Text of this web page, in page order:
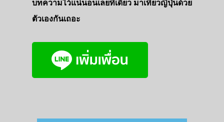
บทความไว้แน่นอนเลยที่เดียว มาเที่ยวญี่ปุ่นด้วย
ตัวเองกันเถอะ